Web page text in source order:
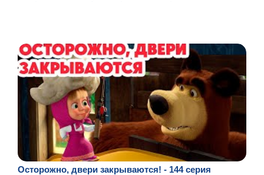
Осторожно, двери закрываются! - 144 серия